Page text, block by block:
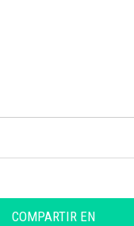
COMPARTIR EN